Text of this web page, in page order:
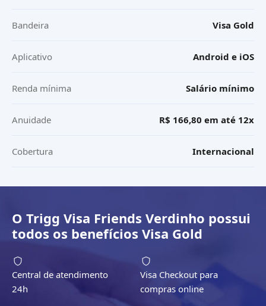
Bandeira Visa Gold
Aplicativo Android e iOS
Renda mínima Salário mínimo
Anuidade R$ 166,80 em até 12x
Cobertura Internacional
O Trigg Visa Friends Verdinho possui
todos os benefícios Visa Gold
Central de atendimento
24h
Visa Checkout para
compras online